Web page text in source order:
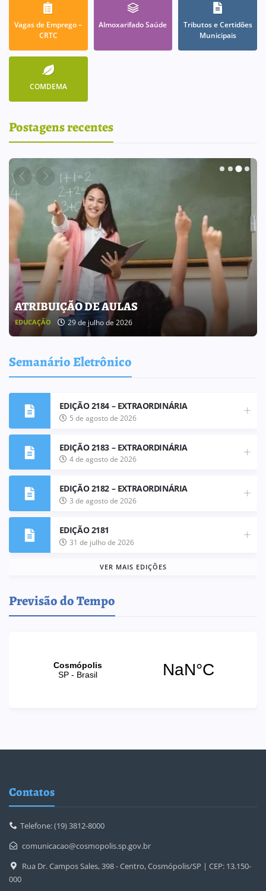
Vagas de Emprego –
CRTC
Almoxarifado Saúde
Tributos e Certidões
Municipais
COMDEMA
Postagens recentes
BOLETIM INFORMATIVO 238
BOLETIM INFORMATIVO 25 de julho de 2026
Semanário Eletrônico
EDIÇÃO 2184 – EXTRAORDINÁRIA
5 de agosto de 2026
EDIÇÃO 2183 – EXTRAORDINÁRIA
4 de agosto de 2026
EDIÇÃO 2182 – EXTRAORDINÁRIA
3 de agosto de 2026
EDIÇÃO 2181
31 de julho de 2026
VER MAIS EDIÇÕES
Previsão do Tempo
Contatos
Telefone: (19) 3812-8000
comunicacao@cosmopolis.sp.gov.br
Rua Dr. Campos Sales, 398 - Centro, Cosmópolis/SP | CEP: 13.150-
000